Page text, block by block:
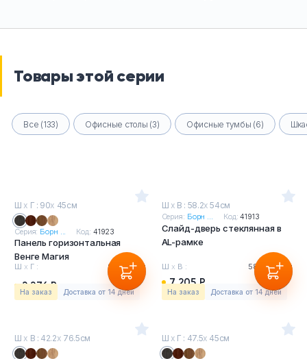
Товары этой серии
Все (133) Офисные столы (3) Офисные тумбы (6)
Ш х Г : 90х 45см
Серия: Борн ... Код: 41923
Панель горизонтальная
Венге Магия
Ш х Г : 90 х45см
2 276 Р
На заказ Доставка от 14 дней
Ш х В : 58.2х 54см
Серия: Борн ... Код:41913
Слайд-дверь стеклянная в
AL-рамке
Ш х В : 58.2 х54см
7 205 Р
На заказ Доставка от 14 дней
Ш х В : 42.2х 76.5см Ш х Г : 47.5х 45см